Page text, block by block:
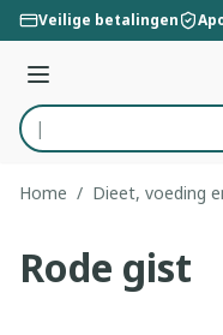
Ga naar de inhoud
Veilige betalingen
Menu
Product, merk,
Home / Dieet, voeding
Rode gist